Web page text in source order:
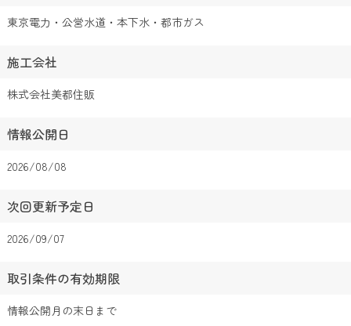
東京電力・公営水道・本下水・都市ガス
施工会社
株式会社美都住販
情報公開日
2026/08/08
次回更新予定日
2026/09/07
取引条件の有効期限
情報公開月の末日まで